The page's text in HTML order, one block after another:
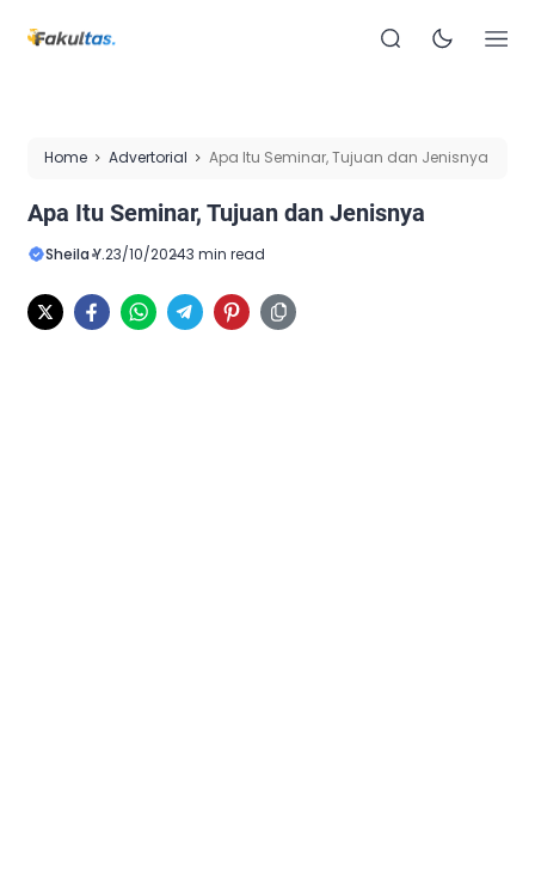
Home Advertorial Apa Itu Seminar, Tujuan dan Jenisnya
Apa Itu Seminar, Tujuan dan Jenisnya
Sheila Y.23/10/20243 min read